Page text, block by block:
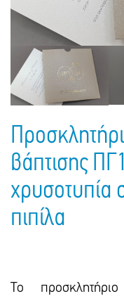
Πακέτα Δώρων
Τσάντες - Ποδιές -
Βιβλία
Παιδικό Πάρτι
Παιδικά Είδη
Ημερολόγια - Ατζέντες
Γραφική Ύλη
Είδη Γραφείου
Τετράδια - Φάκελοι
Μπλοκ Ζωγραφικής
βάπτισης
χρυσοτυπία
πιπίλα
Το προσκλητήριο